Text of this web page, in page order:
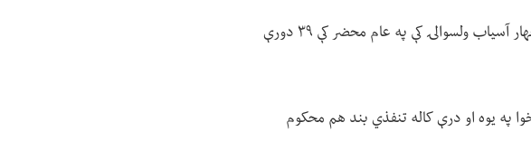
د یوې ښځې په ګډون دوه تنه د «له واده بهر جنسي اړیکې» په تور د کابل په چهار آسیاب ولسوالۍ کې په عام محضر کې ۳۹ دورې
په یوه او درې کاله تنفذي بند هم محکوم